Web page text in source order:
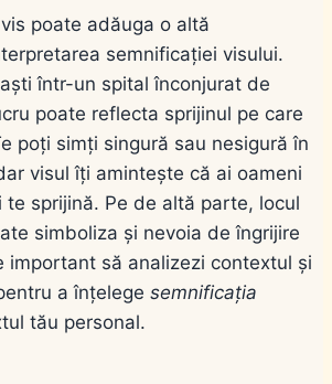
poate adăuga o altă
semnificației visului.
într-un spital înconjurat de
poate reflecta sprijinul pe care
poți simți singură sau nesigură în
visul îți amintește că ai oameni
te sprijină. Pe de altă parte, locul
simboliza și nevoia de îngrijire
important să analizezi contextul și
a înțelege semnificația
tău personal.